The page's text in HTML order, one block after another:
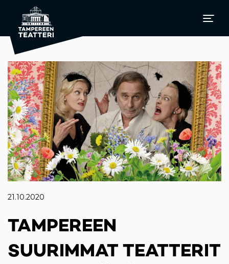
21.10.2020
TAMPEREEN
SUURIMMAT TEATTERIT